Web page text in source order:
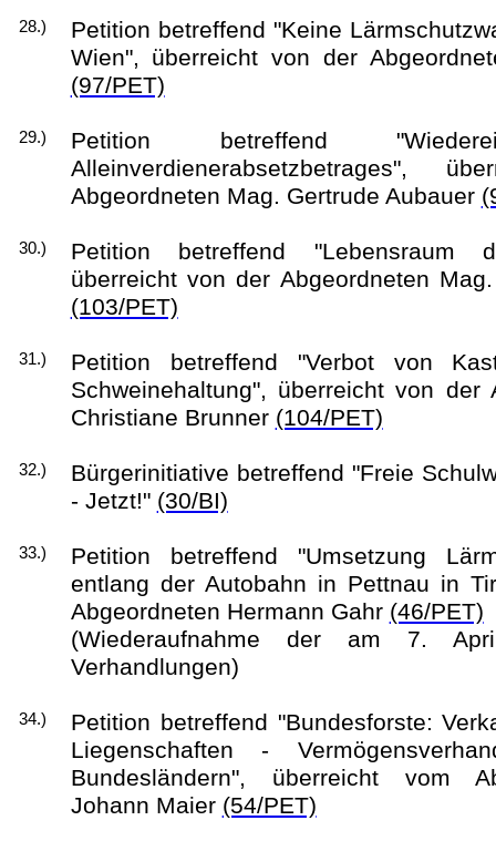
28.)
Petition betreffend "Keine
Wien", überreicht von der
(97/PET)
29.)
Petition betreffend
Alleinverdienerabsetzbetrages",
Abgeordneten Mag. Gertrude Aubauer
30.)
Petition betreffend "Lebensraum
überreicht von der Abgeordneten
(103/PET)
31.)
Petition betreffend "Verbot von
Schweinehaltung", überreicht von der
Christiane Brunner (104/PET)
32.)
Bürgerinitiative betreffend "Freie
- Jetzt!" (30/BI)
33.)
Petition betreffend "Umsetzung
entlang der Autobahn in Pettnau in
Abgeordneten Hermann Gahr (46/PET)
(Wiederaufnahme der am 7.
Verhandlungen)
34.)
Petition betreffend "Bundesforste:
Liegenschaften -
Bundesländern", überreicht vom
Johann Maier (54/PET)